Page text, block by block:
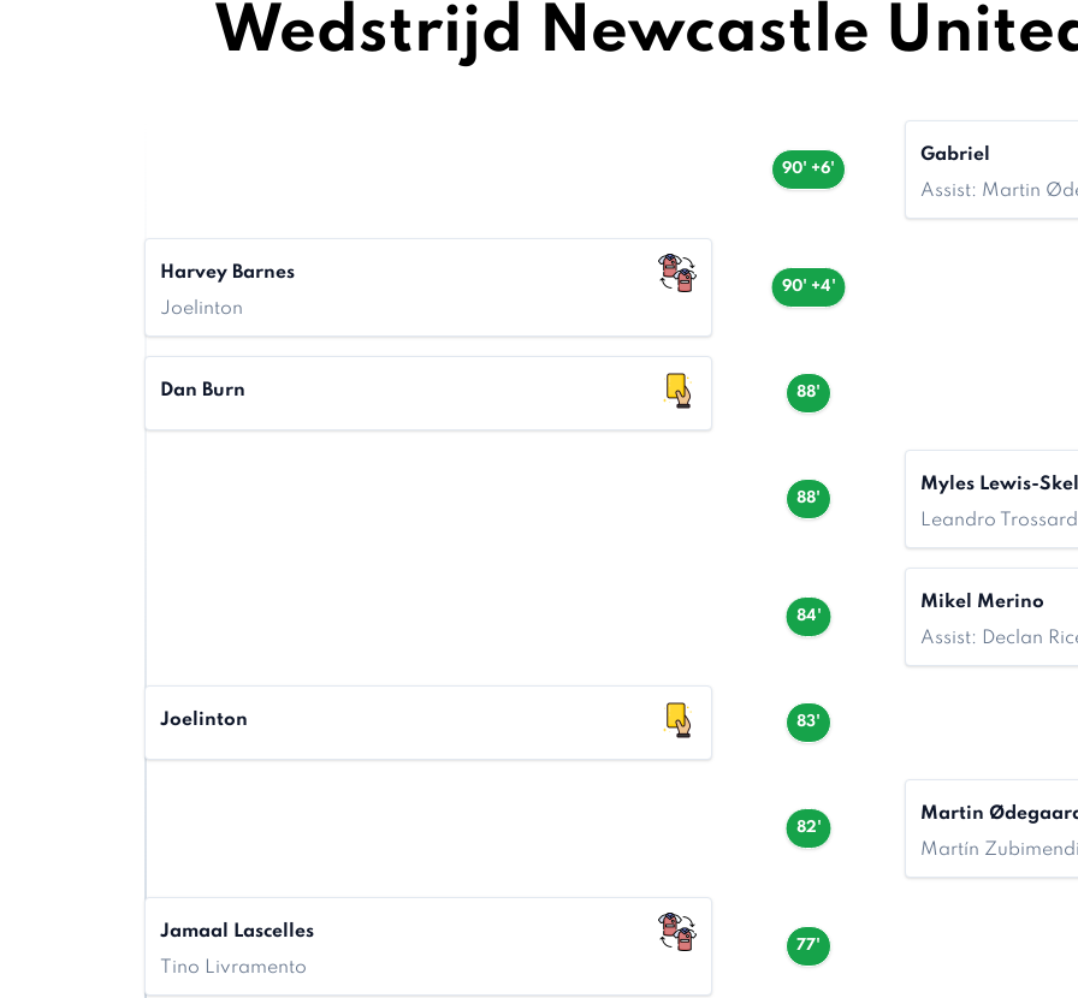
Wedstrijd Newcastle
90' +6'
Gabriel
Assist: Martin
90' +4'
Harvey Barnes
Joelinton
88'
Dan Burn
88'
Myles Lewis-
Leandro Trossard
84'
Mikel Merino
Assist: Declan
83'
Joelinton
82'
Martin
Martín
77'
Jamaal Lascelles
Tino Livramento